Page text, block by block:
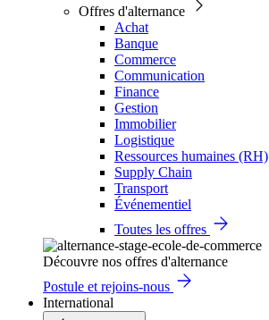
Offres d'alternance
Achat
Banque
Commerce
Communication
Finance
Gestion
Immobilier
Logistique
Ressources humaines (RH)
Supply Chain
Transport
Événementiel
Toutes les offres
Découvre nos offres d'alternance
Postule et rejoins-nous
International